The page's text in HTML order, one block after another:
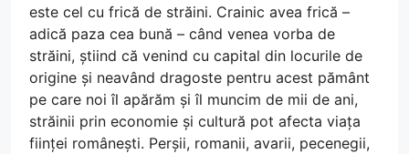
este cel cu frică de străini. Crainic avea frică –
adică paza cea bună – când venea vorba de
străini, știind că venind cu capital din locurile de
origine și neavând dragoste pentru acest pământ
pe care noi îl apărăm și îl muncim de mii de ani,
străinii prin economie și cultură pot afecta viața
ființei românești. Perșii, romanii, avarii, pecenegii,